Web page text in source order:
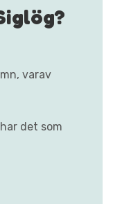
varav
har det som